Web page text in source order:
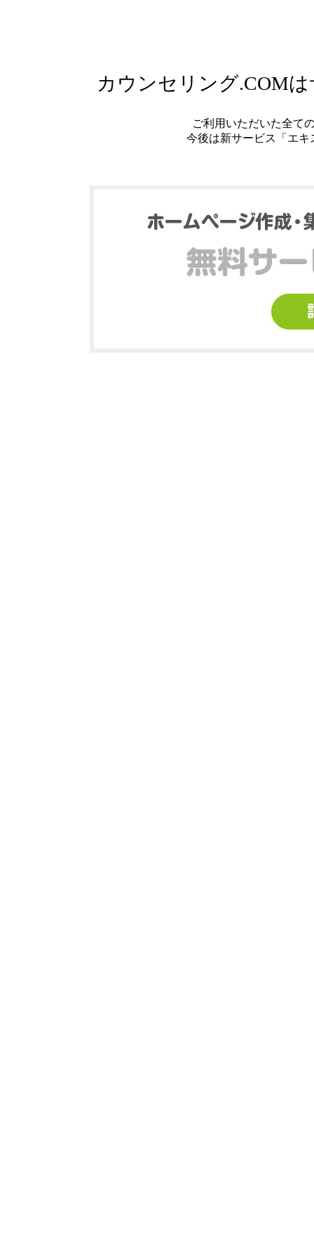
カウンセリング.COM
ご利用いただいた全て
今後は新サービス「エ